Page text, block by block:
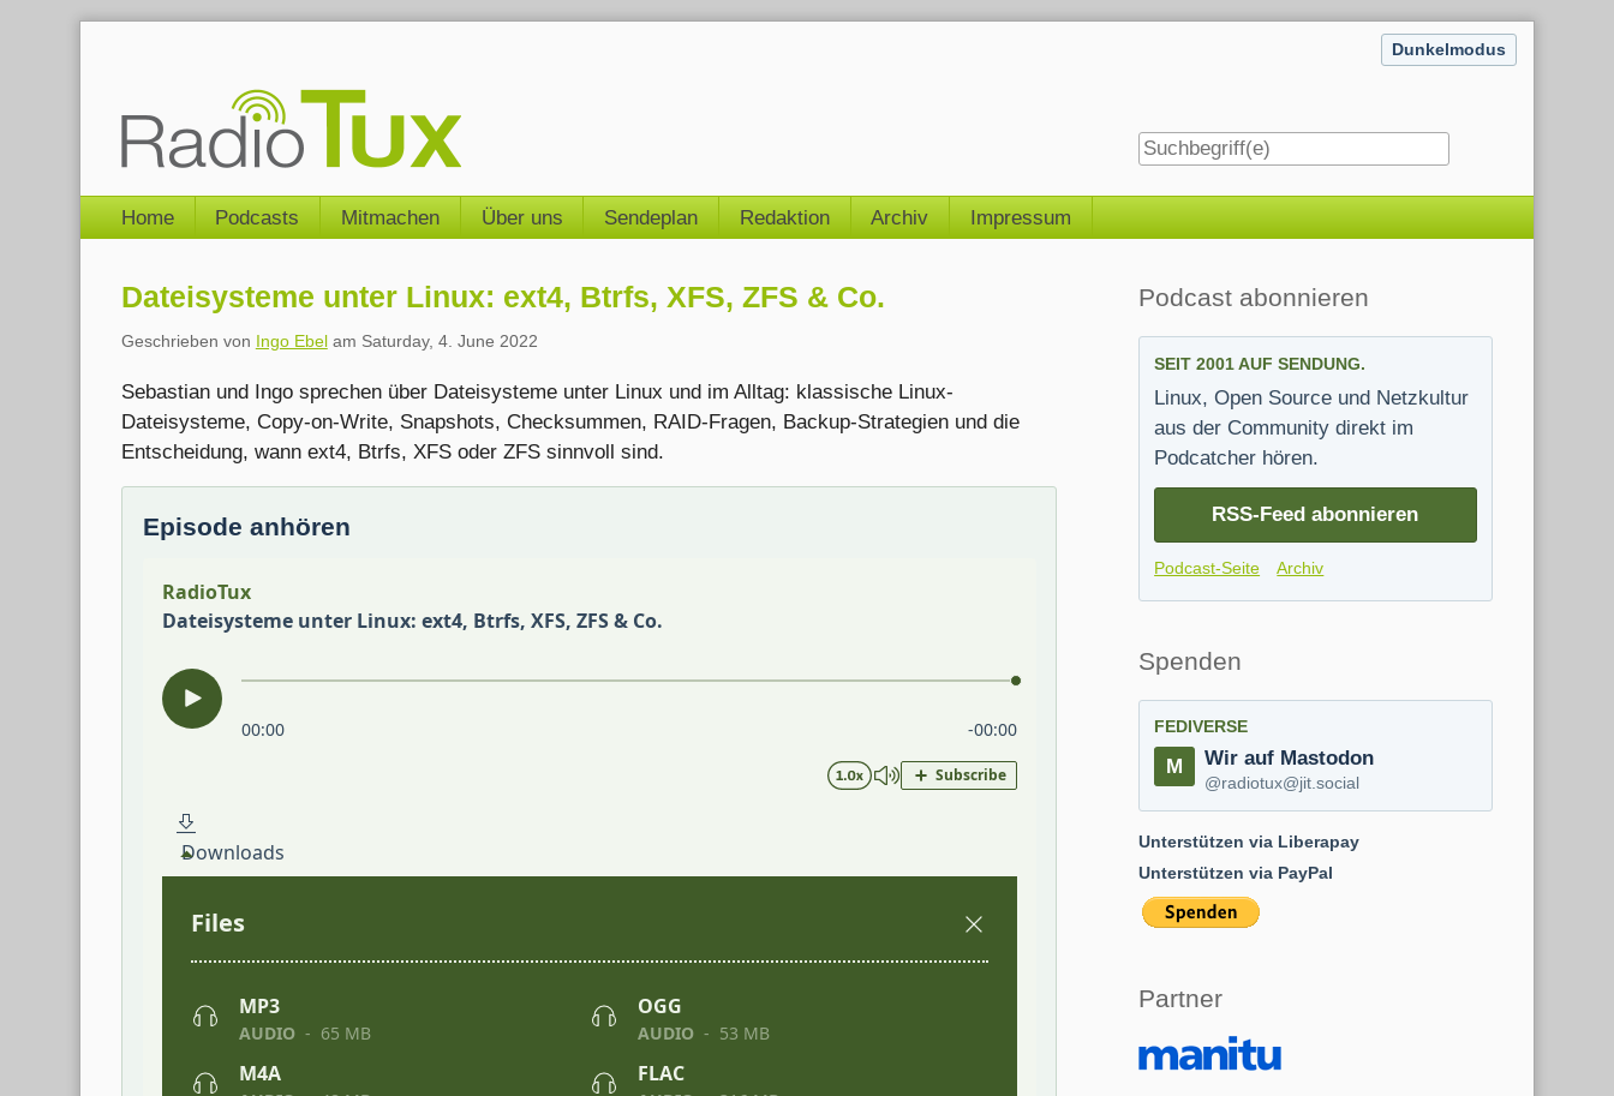
Dunkelmodus
Navigation
Home Podcasts Mitmachen Über uns Sendeplan Redaktion Archiv Impressum
Dateisysteme unter Linux: ext4, Btrfs, XFS, ZFS & Co.
Geschrieben von Ingo Ebelam Saturday, 4. June 2022
Sebastian und Ingo sprechen über Dateisysteme unter Linux und im Alltag: klassische Linux-
Dateisysteme, Copy-on-Write, Snapshots, Checksummen, RAID-Fragen, Backup-Strategien und die
Entscheidung, wann ext4, Btrfs, XFS oder ZFS sinnvoll sind.
Episode anhören
Seitenleiste
Podcast abonnieren
SEIT 2001 AUF SENDUNG.
Linux, Open Source und Netzkultur
aus der Community direkt im
Podcatcher hören.
RSS-Feed abonnieren
Podcast-Seite Archiv
Spenden
FEDIVERSE
Wir auf Mastodon
@radiotux@jit.social
Unterstützen via Liberapay
Unterstützen via PayPal
Partner